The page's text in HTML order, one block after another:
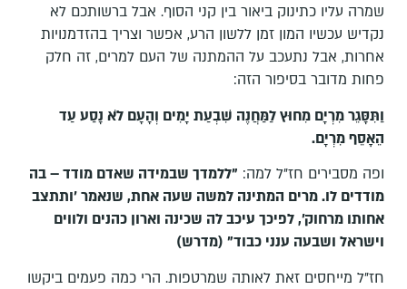
שמרה עליו כתינוק ביאור בין קני הסוף. אבל ברשותכם לא
נקדיש עכשיו המון זמן ללשון הרע, אפשר וצריך בהזדמנויות
אחרות, אבל נתעכב על ההמתנה של העם למרים, זה חלק
פחות מדובר בסיפור הזה:
וַתִּסָּגֵר מִרְיָם מִחוּץ לַמַּחֲנֶה שִׁבְעַת יָמִים וְהָעָם לֹא נָסַע עַד
הֵאָסֵף מִרְיָם.
ופה מסבירים חז"ל למה: "ללמדך שבמידה שאדם מודד – בה
מודדים לו. מרים המתינה למשה שעה אחת, שנאמר 'ותתצב
אחותו מרחוק', לפיכך עיכב לה שכינה וארון כהנים ולווים
וישראל ושבעה ענני כבוד" (מדרש)
חז"ל מייחסים זאת לאותה שמרטפות. הרי כמה פעמים ביקשו